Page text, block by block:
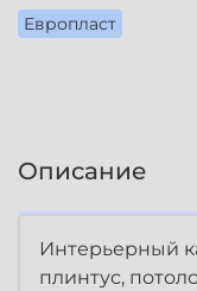
Европласт
Описание
Интерьерный
плинтус,